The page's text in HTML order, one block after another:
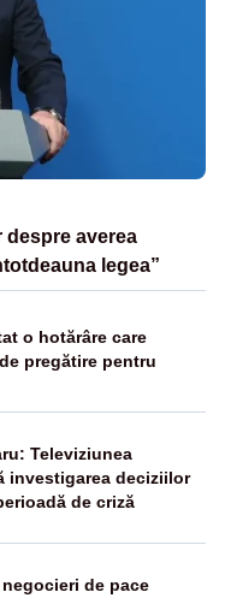
despre averea
legea”
o hotărâre care
pregătire pentru
Televiziunea
investigarea deciziilor
de criză
de pace